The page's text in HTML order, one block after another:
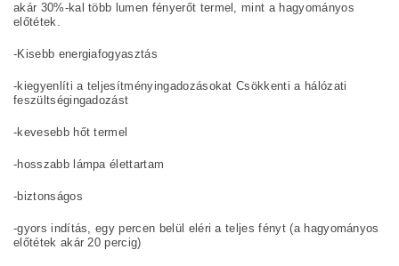
akár 30%-kal több lumen fényerőt termel, mint a hagyományos
előtétek.
-Kisebb energiafogyasztás
-kiegyenlíti a teljesítményingadozásokat Csökkenti a hálózati
feszültségingadozást
-kevesebb hőt termel
-hosszabb lámpa élettartam
-biztonságos
-gyors indítás, egy percen belül eléri a teljes fényt (a hagyományos
előtétek akár 20 percig)